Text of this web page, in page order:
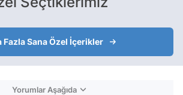
Fazla Sana Özel İçerikler
Yorumlar Aşağıda